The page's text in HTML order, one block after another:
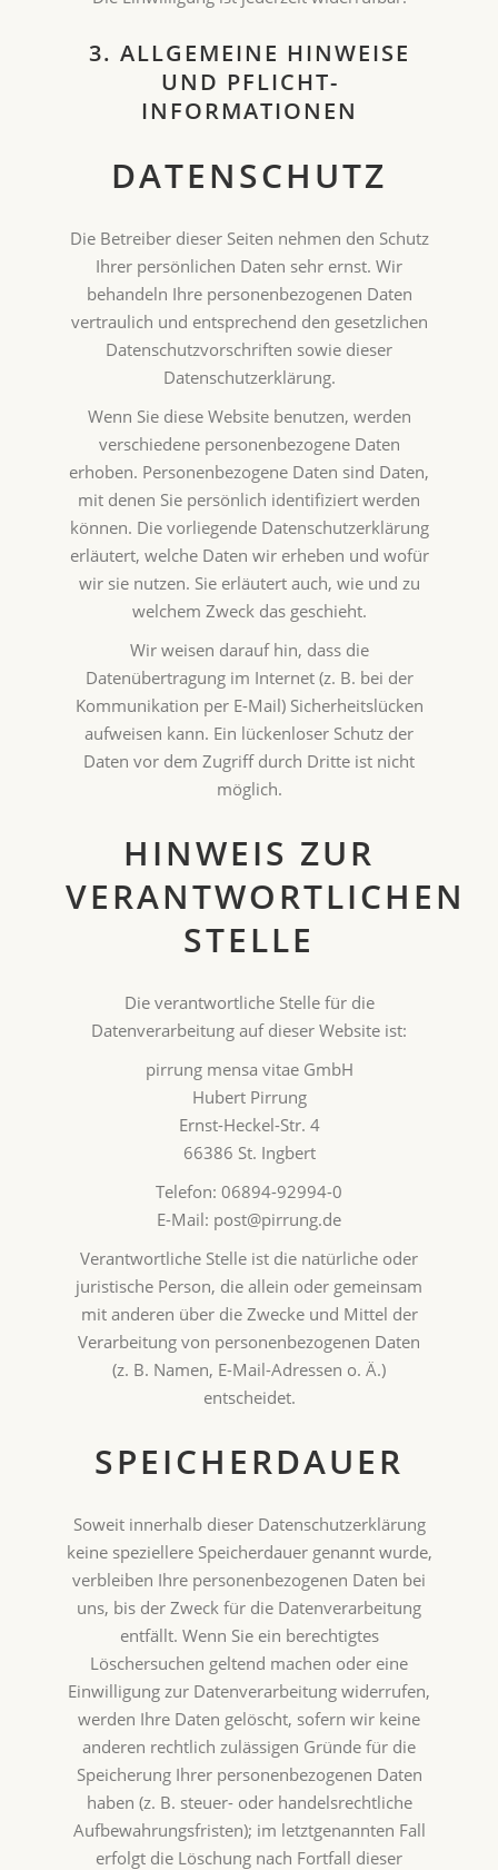
3. ALLGEMEINE HINWEISE
UND PFLICHT­
INFORMATIONEN
DATENSCHUTZ
Die Betreiber dieser Seiten nehmen den Schutz
Ihrer persönlichen Daten sehr ernst. Wir
behandeln Ihre personenbezogenen Daten
vertraulich und entsprechend den gesetzlichen
Datenschutzvorschriften sowie dieser
Datenschutzerklärung.
Wenn Sie diese Website benutzen, werden
verschiedene personenbezogene Daten
erhoben. Personenbezogene Daten sind Daten,
mit denen Sie persönlich identifiziert werden
können. Die vorliegende Datenschutzerklärung
erläutert, welche Daten wir erheben und wofür
wir sie nutzen. Sie erläutert auch, wie und zu
welchem Zweck das geschieht.
Wir weisen darauf hin, dass die
Datenübertragung im Internet (z. B. bei der
Kommunikation per E-Mail) Sicherheitslücken
aufweisen kann. Ein lückenloser Schutz der
Daten vor dem Zugriff durch Dritte ist nicht
möglich.
HINWEIS ZUR
VERANTWORTLICHEN
STELLE
Die verantwortliche Stelle für die
Datenverarbeitung auf dieser Website ist:
pirrung mensa vitae GmbH
Hubert Pirrung
Ernst-Heckel-Str. 4
66386 St. Ingbert
Telefon: 06894-92994-0
E-Mail: post@pirrung.de
Verantwortliche Stelle ist die natürliche oder
juristische Person, die allein oder gemeinsam
mit anderen über die Zwecke und Mittel der
Verarbeitung von personenbezogenen Daten
(z. B. Namen, E-Mail-Adressen o. Ä.)
entscheidet.
SPEICHERDAUER
Soweit innerhalb dieser Datenschutzerklärung
keine speziellere Speicherdauer genannt wurde,
verbleiben Ihre personenbezogenen Daten bei
uns, bis der Zweck für die Datenverarbeitung
entfällt. Wenn Sie ein berechtigtes
Löschersuchen geltend machen oder eine
Einwilligung zur Datenverarbeitung widerrufen,
werden Ihre Daten gelöscht, sofern wir keine
anderen rechtlich zulässigen Gründe für die
Speicherung Ihrer personenbezogenen Daten
haben (z. B. steuer- oder handelsrechtliche
Aufbewahrungsfristen); im letztgenannten Fall
erfolgt die Löschung nach Fortfall dieser